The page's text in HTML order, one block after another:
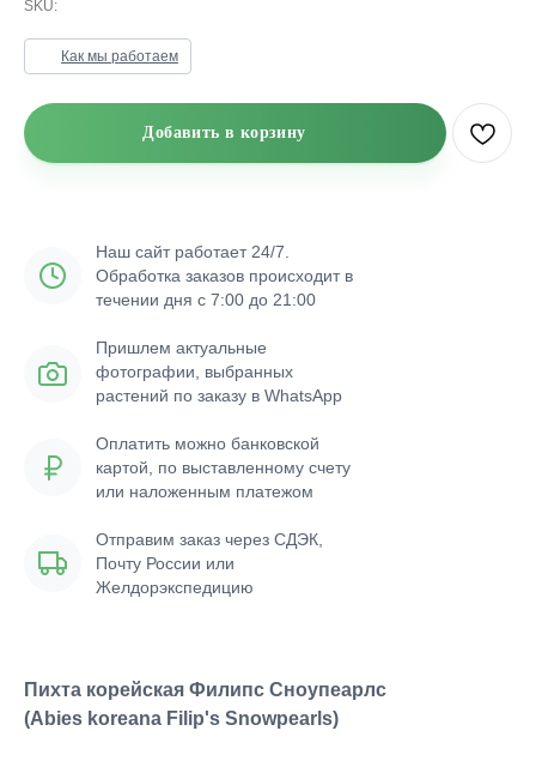
SKU:
Как мы работаем
Добавить в корзину
Наш сайт работает 24/7.
Обработка заказов происходит в
течении дня с 7:00 до 21:00
Пришлем актуальные
фотографии, выбранных
растений по заказу в WhatsApp
Отправим заказ через СДЭК,
Почту России или
Желдорэкспедицию
Оплатить можно банковской
картой, по выставленному счету
или наложенным платежом
Пихта корейская Филипс Сноупеарлс
(Abies koreana Filip's Snowpearls)